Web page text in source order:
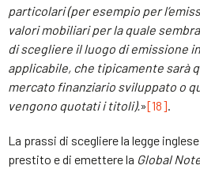
particolari (per esempio per
valori mobiliari per la quale
di scegliere il luogo di emissione
applicabile, che tipicamente sarà
mercato finanziario sviluppato o
vengono quotati i titoli).»[18]
La prassi di scegliere la legge
prestito e di emettere la Global